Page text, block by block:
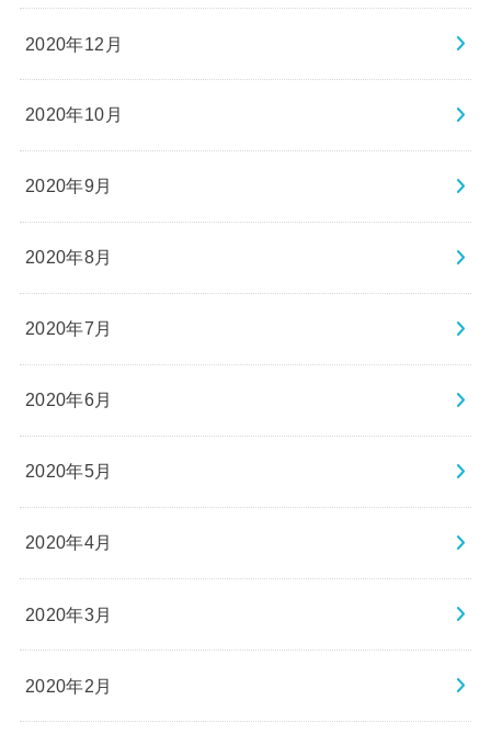
2020年12月
2020年10月
2020年9月
2020年8月
2020年7月
2020年6月
2020年5月
2020年4月
2020年3月
2020年2月